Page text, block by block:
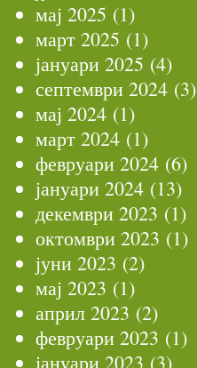
мај 2025 (1)
март 2025 (1)
јануари 2025 (4)
септември 2024 (3)
мај 2024 (1)
март 2024 (1)
февруари 2024 (6)
јануари 2024 (13)
декември 2023 (1)
октомври 2023 (1)
јуни 2023 (2)
мај 2023 (1)
април 2023 (2)
февруари 2023 (1)
јануари 2023 (3)